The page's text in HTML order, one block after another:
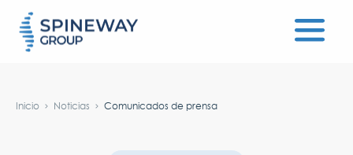
Inicio Noticias Comunicados de prensa